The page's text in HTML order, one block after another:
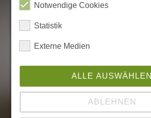
Notwendige Cookies
Statistik
Externe Medien
ALLE AUSWÄHLEN
ABLEHNEN